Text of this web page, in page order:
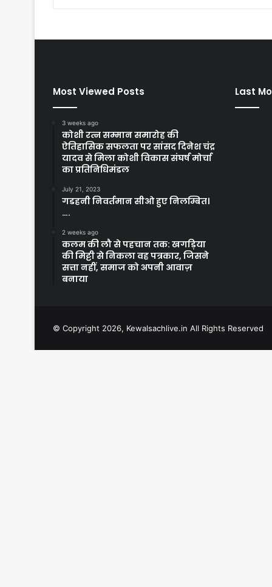
Most Viewed Posts
3 weeks ago
कोशी रत्न सम्मान समारोह की
ऐतिहासिक सफलता पर सांसद दिनेश चंद्र
यादव से मिला कोशी विकास संघर्ष मोर्चा
का प्रतिनिधिमंडल
July 21, 2023
गडहनी निवर्तमान सीओ हुए निलम्बित।
….
2 weeks ago
कलम की लौ से पहचान तक: खगड़िया
की मिट्टी से निकला वह पत्रकार, जिसने
सत्ता नहीं, समाज को अपनी आवाज़
बनाया
Last
© Copyright 2026, Kewalsachlive.in All Rights Reserved